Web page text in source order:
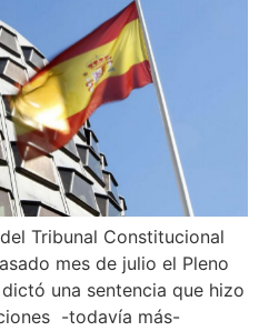
Tribunal Constitucional
mes de julio el Pleno
una sentencia que hizo
-todavía más-